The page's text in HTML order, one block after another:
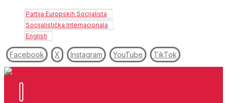
Partija Europskih Socijalista
Socijalistička Internacionala
English
Facebook X Instagram YouTube TikTok